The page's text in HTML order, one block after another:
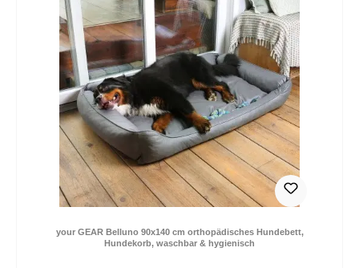
your GEAR Belluno 90x140 cm orthopädisches Hundebett,
Hundekorb, waschbar & hygienisch